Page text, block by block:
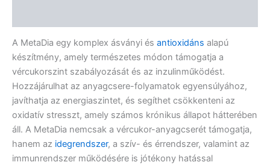
A MetaDia egy komplex ásványi és antioxidáns alapú
készítmény, amely természetes módon támogatja a
vércukorszint szabályozását és az inzulinműködést.
Hozzájárulhat az anyagcsere-folyamatok egyensúlyához,
javíthatja az energiaszintet, és segíthet csökkenteni az
oxidatív stresszt, amely számos krónikus állapot hátterében
áll. A MetaDia nemcsak a vércukor-anyagcserét támogatja,
hanem az idegrendszer, a szív- és érrendszer, valamint az
immunrendszer működésére is jótékony hatással